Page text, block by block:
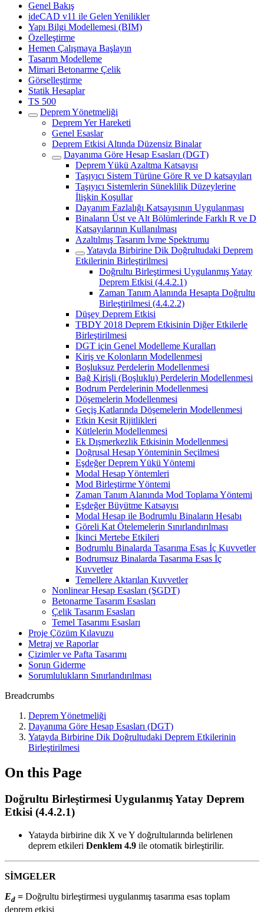
Genel Bakış
ideCAD v11 ile Gelen Yenilikler
Yapı Bilgi Modellemesi (BIM)
Özelleştirme
Hemen Çalışmaya Başlayın
Tasarım Modelleme
Mimari Betonarme Çelik
Görselleştirme
Statik Hesaplar
TS 500
Deprem Yönetmeliği
Deprem Yer Hareketi
Genel Esaslar
Deprem Etkisi Altında Düzensiz Binalar
Dayanıma Göre Hesap Esasları (DGT)
Deprem Yükü Azaltma Katsayısı
Taşıyıcı Sistem Türüne Göre R ve D katsayıları
Taşıyıcı Sistemlerin Süneklilik Düzeylerine
İlişkin Koşullar
Dayanım Fazlalığı Katsayısının Uygulanması
Binaların Üst ve Alt Bölümlerinde Farklı R ve D
Katsayılarının Kullanılması
Azaltılmış Tasarım İvme Spektrumu
Yatayda Birbirine Dik Doğrultudaki Deprem
Etkilerinin Birleştirilmesi
Doğrultu Birleştirmesi Uygulanmış Yatay
Deprem Etkisi (4.4.2.1)
Zaman Tanım Alanında Hesapta Doğrultu
Birleştirilmesi (4.4.2.2)
Düşey Deprem Etkisi
TBDY 2018 Deprem Etkisinin Diğer Etkilerle
Birleştirilmesi
DGT için Genel Modelleme Kuralları
Kiriş ve Kolonların Modellenmesi
Boşluksuz Perdelerin Modellenmesi
Bağ Kirişli (Boşluklu) Perdelerin Modellenmesi
Bodrum Perdelerinin Modellenmesi
Döşemelerin Modellenmesi
Geçiş Katlarında Döşemelerin Modellenmesi
Etkin Kesit Rijitlikleri
Kütlelerin Modellenmesi
Ek Dışmerkezlik Etkisinin Modellenmesi
Doğrusal Hesap Yönteminin Seçilmesi
Eşdeğer Deprem Yükü Yöntemi
Modal Hesap Yöntemleri
Mod Birleştirme Yöntemi
Zaman Tanım Alanında Mod Toplama Yöntemi
Eşdeğer Büyütme Katsayısı
Modal Hesap ile Bodrumlu Binaların Hesabı
Göreli Kat Ötelemelerin Sınırlandırılması
İkinci Mertebe Etkileri
Bodrumlu Binalarda Tasarıma Esas İç Kuvvetler
Bodrumsuz Binalarda Tasarıma Esas İç
Kuvvetler
Temellere Aktarılan Kuvvetler
Nonlinear Hesap Esasları (ŞGDT)
Betonarme Tasarım Esasları
Çelik Tasarım Esasları
Temel Tasarımı Esasları
Proje Çözüm Kılavuzu
Metraj ve Raporlar
Çizimler ve Pafta Tasarımı
Sorun Giderme
Sorumlulukların Sınırlandırılması
Breadcrumbs
Deprem Yönetmeliği
Dayanıma Göre Hesap Esasları (DGT)
Yatayda Birbirine Dik Doğrultudaki Deprem Etkilerinin
Birleştirilmesi
On this Page
Doğrultu Birleştirmesi Uygulanmış Yatay Deprem
Etkisi (4.4.2.1)
Yatayda birbirine dik X ve Y doğrultularında belirlenen
deprem etkileri Denklem 4.9 ile otomatik birleştirilir.
SİMGELER
Ed = Doğrultu birleştirmesi uygulanmış tasarıma esas toplam
deprem etkisi